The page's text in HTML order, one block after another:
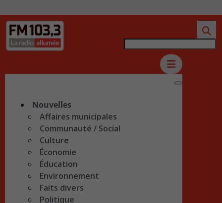
Nouvelles
Affaires municipales
Communauté / Social
Culture
Économie
Éducation
Environnement
Faits divers
Politique